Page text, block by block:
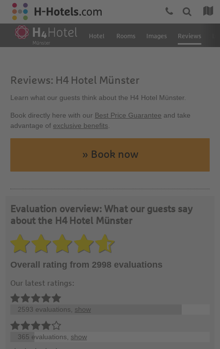
Hotel Rooms Images Reviews
Reviews: H4 Hotel Münster
Learn what our guests think about the H4 Hotel Münster.
Book directly here with our Best Price Guarantee and take
advantage of exclusive benefits
» Book now
Evaluation overview: What our guests say
about the H4 Hotel Münster
Overall rating from 2998 evaluations
Our latest ratings:
2593 evaluations, show
365 evaluations, show